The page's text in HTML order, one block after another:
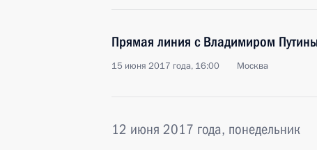
Прямая линия с Владимиром
15 июня 2017 года, 16:00 Москва
12 июня 2017 года, понедельник